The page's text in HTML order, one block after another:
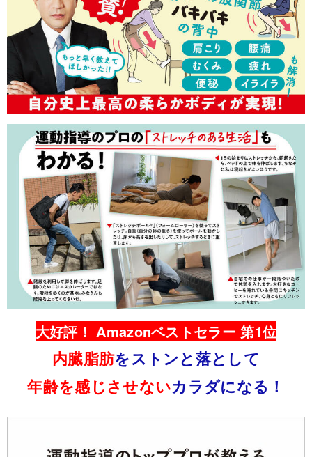
大好評！ Amazonベストセラー 第1位
内臓脂肪をストンと落として
年齢を感じさせないカラダになる！